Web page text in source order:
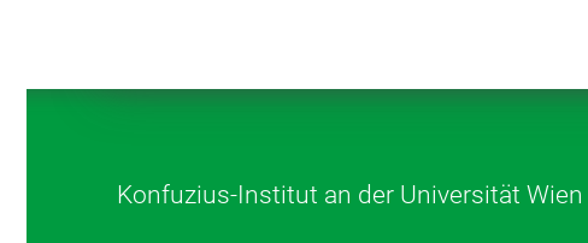
Konfuzius-Institut an der Universität Wien